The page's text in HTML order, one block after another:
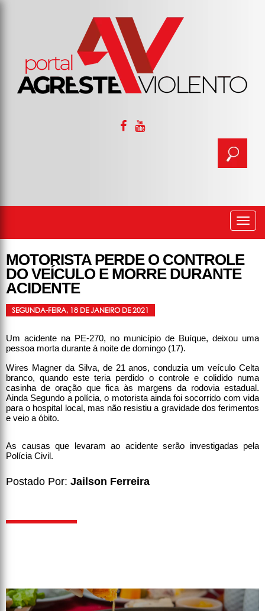
MOTORISTA PERDE O CONTROLE
DO VEÍCULO E MORRE DURANTE
ACIDENTE
SEGUNDA-FEIRA, 18 DE JANEIRO DE 2021
Um acidente na PE-270, no município de Buíque, deixou uma
pessoa morta durante à noite de domingo (17).
Wires Magner da Silva, de 21 anos, conduzia um veículo Celta
branco, quando este teria perdido o controle e colidido numa
casinha de oração que fica às margens da rodovia estadual.
Ainda Segundo a polícia, o motorista ainda foi socorrido com vida
para o hospital local, mas não resistiu a gravidade dos ferimentos
e veio a óbito.
As causas que levaram ao acidente serão investigadas pela
Polícia Civil.
Postado Por: Jailson Ferreira